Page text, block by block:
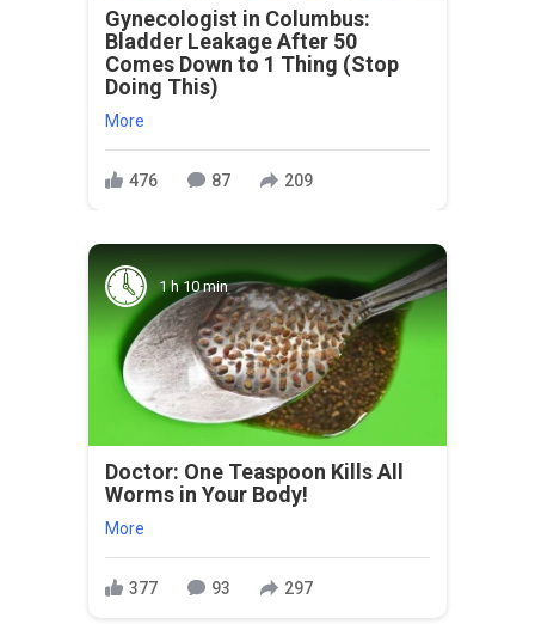
Gynecologist in Columbus:
Bladder Leakage After 50
Comes Down to 1 Thing (Stop
Doing This)
More
476 87 209
1 h 10 min
Doctor: One Teaspoon Kills All
Worms in Your Body!
More
377 93 297